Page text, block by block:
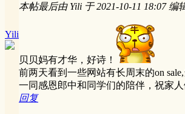
Yili
本帖最后由 Yili 于 2021-10-11 18:07 编
贝贝妈有才华，好诗！
前两天看到一些网站有长周末的on
一同感恩郎中和同学们的陪伴，祝家人
回复